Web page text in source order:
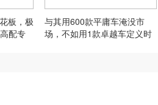
板，极
配专
与其用600款平庸车淹没市
场，不如用1款卓越车定义时